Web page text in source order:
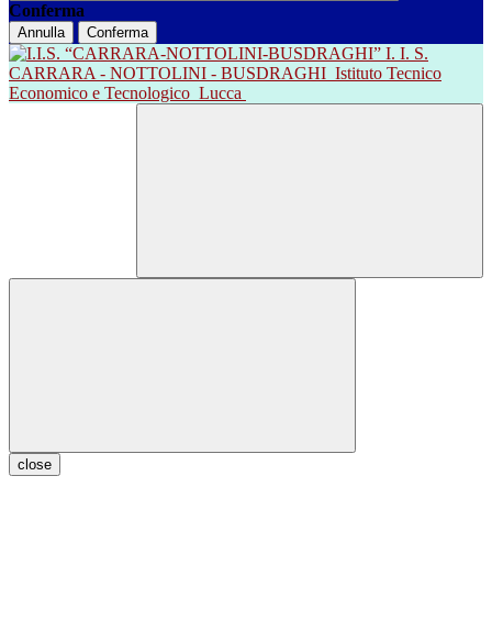
Conferma
Annulla Conferma
I. I. S.
CARRARA - NOTTOLINI - BUSDRAGHI Istituto Tecnico
Economico e Tecnologico Lucca
close